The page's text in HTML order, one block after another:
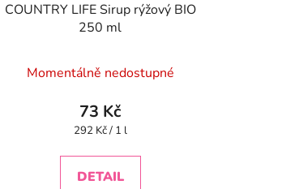
COUNTRY LIFE Sirup rýžový BIO
250 ml
Momentálně nedostupné
73 Kč
Měrná
292 Kč / 1 l
DETAIL